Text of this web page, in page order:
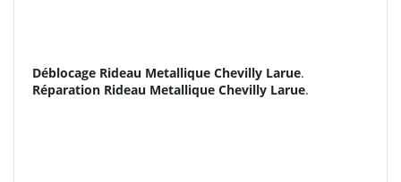
Déblocage Rideau Metallique Chevilly Larue.
Réparation Rideau Metallique Chevilly Larue.